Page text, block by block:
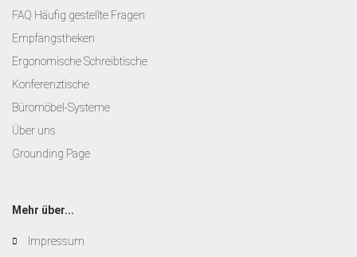
FAQ Häufig gestellte Fragen
Empfangstheken
Ergonomische Schreibtische
Konferenztische
Büromöbel-Systeme
Über uns
Grounding Page
Mehr über...
Impressum